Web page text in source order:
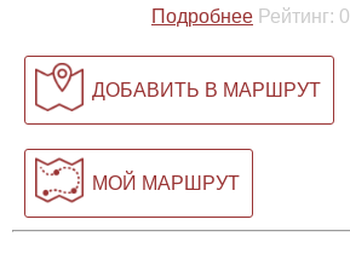
Подробнее Рейтинг: 0
ДОБАВИТЬ В МАРШРУТ
МОЙ МАРШРУТ